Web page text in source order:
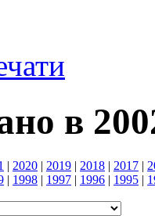
в
| 2020 | 2019 | 2018 | 2017 |
| 1998 | 1997 | 1996 | 1995 |